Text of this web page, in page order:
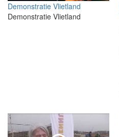
Demonstratie Vlietland
Demonstratie Vlietland